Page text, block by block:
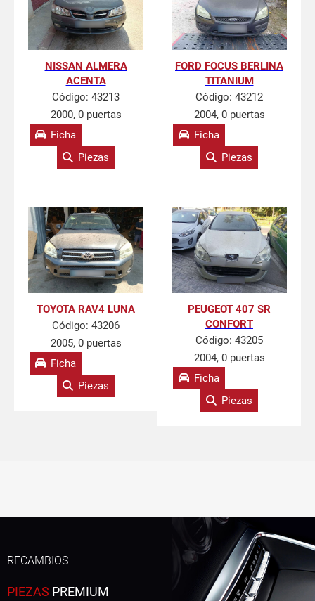
NISSAN ALMERA
ACENTA
Código: 43213
2000, 0 puertas
Ficha
Piezas
FORD FOCUS BERLINA
TITANIUM
Código: 43212
2004, 0 puertas
Ficha
Piezas
TOYOTA RAV4 LUNA
Código: 43206
2005, 0 puertas
Ficha
Piezas
PEUGEOT 407 SR
CONFORT
Código: 43205
2004, 0 puertas
Ficha
Piezas
RECAMBIOS
PIEZAS PREMIUM